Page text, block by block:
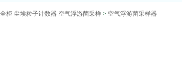
柜 尘埃粒子计数器 空气浮游菌采样> 空气浮游菌采样器